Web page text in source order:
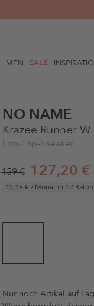
MEN SALE
NO NAME
Krazee Runner
Low-Top-Sneaker
159 € 127,20 €
12,19 € / Monat in 12 Raten
Nur noch Artikel auf